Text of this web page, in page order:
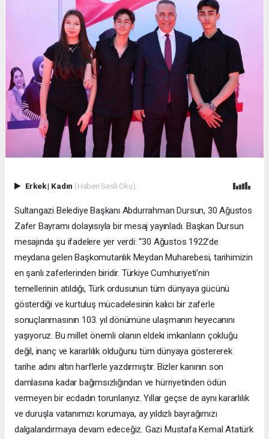
Erkek| Kadın (Haberi Sesli Oku)
Sultangazi Belediye Başkanı Abdurrahman Dursun, 30 Ağustos
Zafer Bayramı dolayısıyla bir mesaj yayınladı. Başkan Dursun
mesajında şu ifadelere yer verdi: “30 Ağustos 1922’de
meydana gelen Başkomutanlık Meydan Muharebesi, tarihimizin
en şanlı zaferlerinden biridir. Türkiye Cumhuriyeti’nin
temellerinin atıldığı, Türk ordusunun tüm dünyaya gücünü
gösterdiği ve kurtuluş mücadelesinin kalıcı bir zaferle
sonuçlanmasının 103. yıl dönümüne ulaşmanın heyecanını
yaşıyoruz. Bu millet önemli olanın eldeki imkanların çokluğu
değil, inanç ve kararlılık olduğunu tüm dünyaya göstererek
tarihe adını altın harflerle yazdırmıştır. Bizler kanının son
damlasına kadar bağımsızlığından ve hürriyetinden ödün
vermeyen bir ecdadın torunlarıyız. Yıllar geçse de aynı kararlılık
ve duruşla vatanımızı korumaya, ay yıldızlı bayrağımızı
dalgalandırmaya devam edeceğiz. Gazi Mustafa Kemal Atatürk